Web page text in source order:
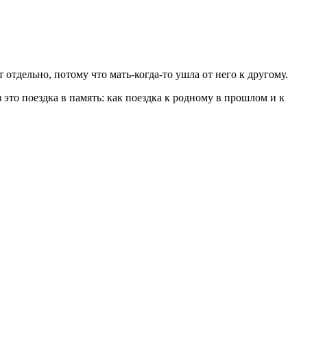
потому что мать-когда-то ушла от него к другому.
поездка в память: как поездка к родному в прошлом и к